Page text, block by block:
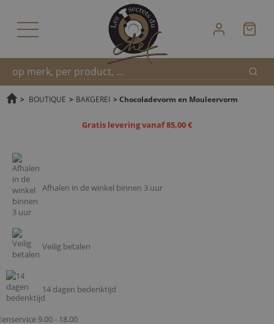
Snel
> BOUTIQUE > BAKGEREI > Chocoladevorm en Mouleervorm
Gratis levering vanaf 85,00 €
Afhalen in de winkel binnen 3 uur
Veilig betalen
14 dagen bedenktijd